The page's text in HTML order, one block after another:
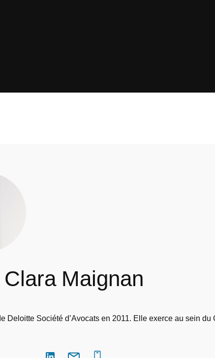
Clara Maignan
Deloitte Société d’Avocats en 2011. Elle exerce au sein